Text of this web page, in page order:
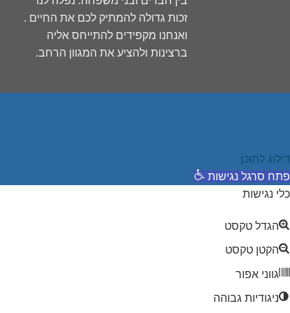
זכות גדולה להמתיק לכם את החיים .
ואנחנו מקפידים להתייחס אליה
ברצינות ולהציע את המגוון הרחב.
דילוג לתוכן
פתח סרגל נגישות
כלי נגישות
הגדל טקסט
הקטן טקסט
גווני אפור
ניגודיות גבוהה